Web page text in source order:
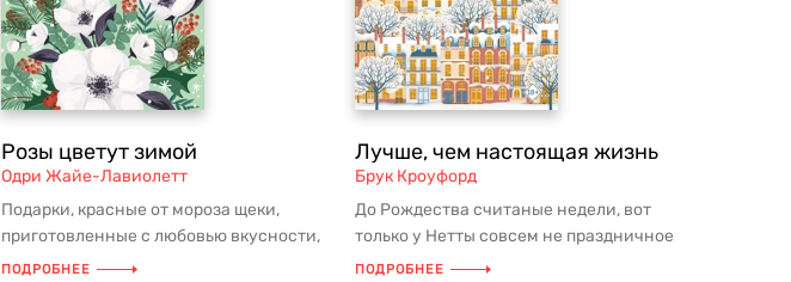
Розы цветут зимой
Одри Жайе-Лавиолетт
Подарки, красные от мороза щеки,
приготовленные с любовью вкусности,
смех близких и уют домашнего оч...
ПОДРОБНЕЕ
Лучше, чем настоящая жизнь
Брук Кроуфорд
До Рождества считаные недели, вот
только у Нетты совсем не праздничное
настроение. Вот-вот ей исполн...
ПОДРОБНЕЕ